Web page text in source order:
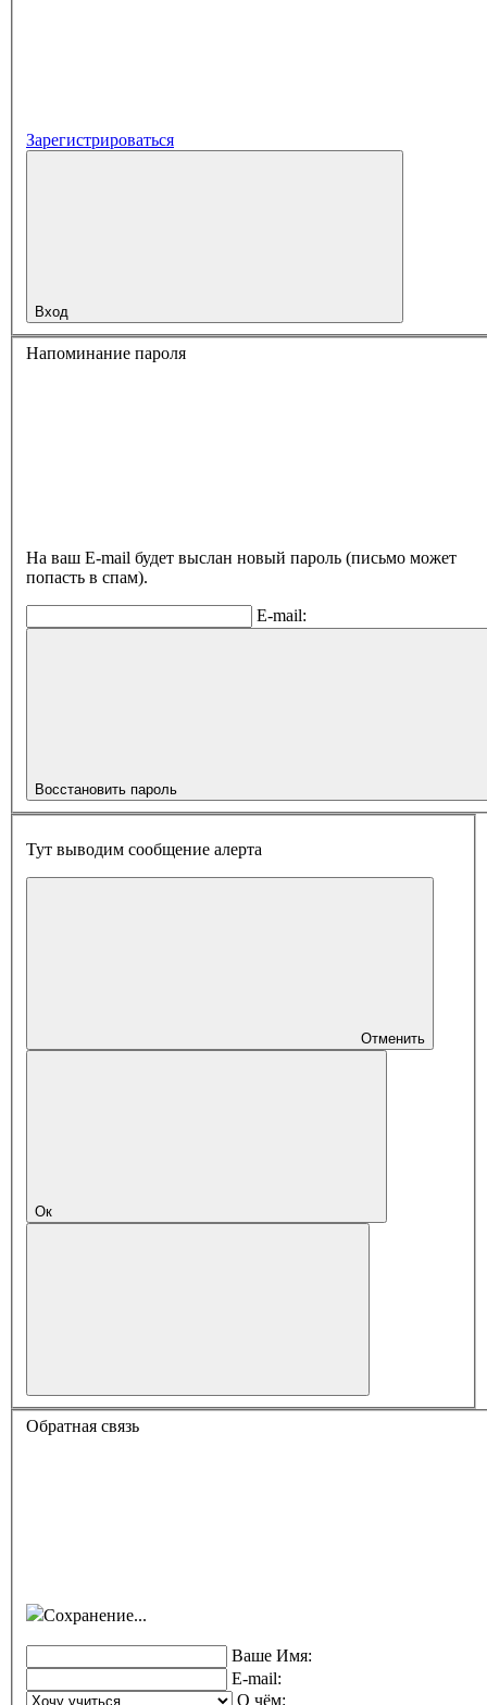
Зарегистрироваться
Вход
Напоминание пароля
На ваш E-mail будет выслан новый пароль (письмо может
попасть в спам).
E-mail:
Восстановить пароль
Тут выводим сообщение алерта
Отменить
Ок
Обратная связь
Сохранение...
Ваше Имя:
E-mail:
О чём: